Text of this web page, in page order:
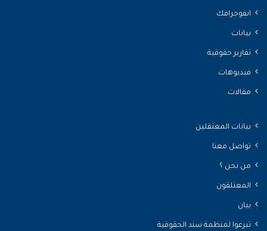
انفوجرافك
بيانات
تقارير حقوقية
فيديوهات
مقالات
بيانات المعتقلين
تواصل معنا
من نحن ؟
المعتلقون
بيان
تبرعوا لمنظمة سند الحقوقية